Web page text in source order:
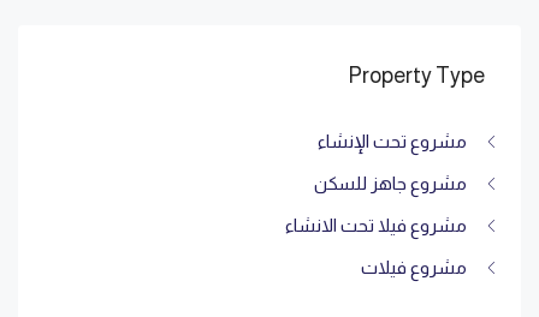
Property Type
مشروع تحت الإنشاء
مشروع جاهز للسكن
مشروع فيلا تحت الانشاء
مشروع فيلات